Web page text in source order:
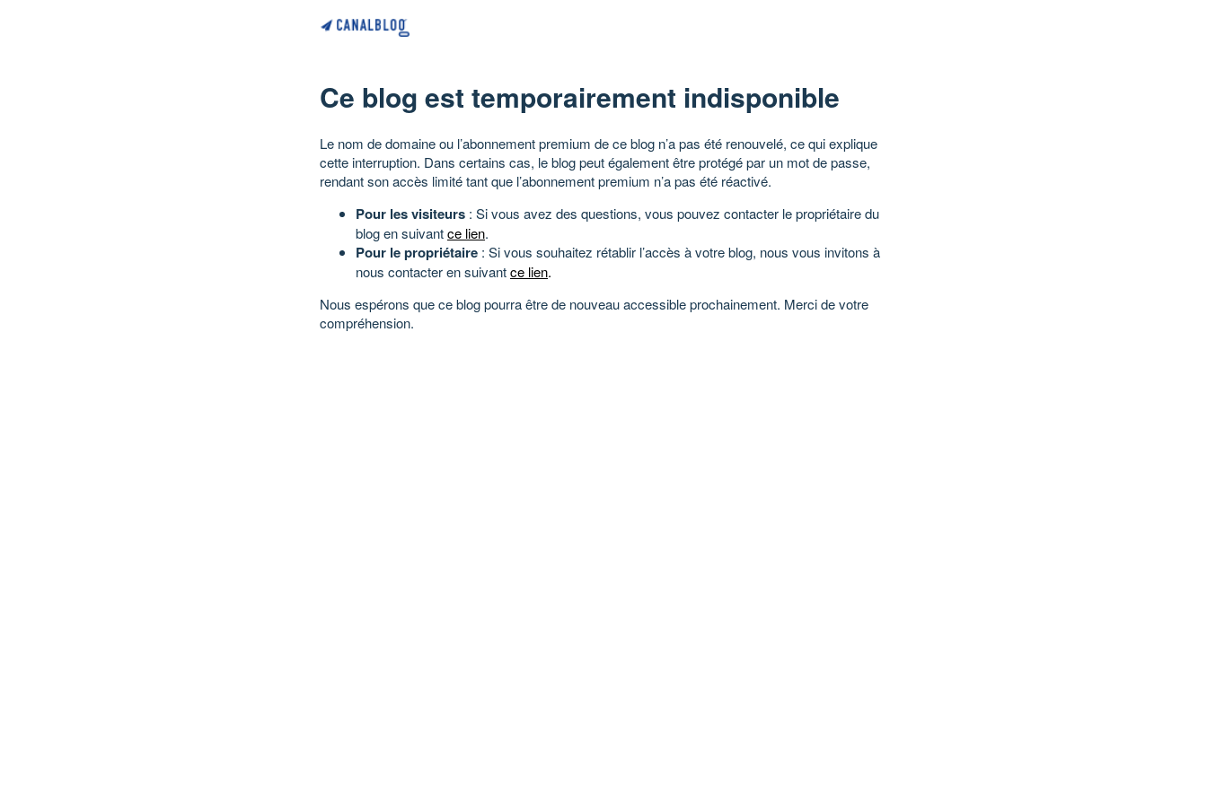
Ce blog est temporairement indisponible
Le nom de domaine ou l’abonnement premium de ce blog n’a pas été renouvelé, ce qui explique
cette interruption. Dans certains cas, le blog peut également être protégé par un mot de passe,
rendant son accès limité tant que l’abonnement premium n’a pas été réactivé.
Pour les visiteurs : Si vous avez des questions, vous pouvez contacter le propriétaire du
blog en suivantce lien.
Pour le propriétaire : Si vous souhaitez rétablir l’accès à votre blog, nous vous invitons à
nous contacter en suivantce lien.
Nous espérons que ce blog pourra être de nouveau accessible prochainement. Merci de votre
compréhension.